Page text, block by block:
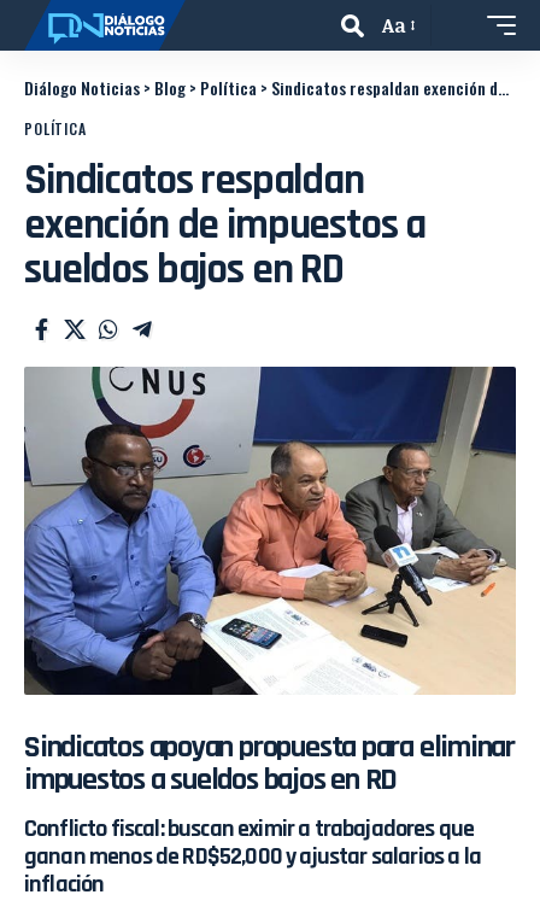
Aa
Diálogo Noticias> Blog> Política > Sindicatos respaldan exención de impuestos a sueldos bajos en RD
POLÍTICA
Sindicatos respaldan
exención de impuestos a
sueldos bajos en RD
Sindicatos apoyan propuesta para eliminar
impuestos a sueldos bajos en RD
Conflicto fiscal: buscan eximir a trabajadores que
ganan menos de RD$52,000 y ajustar salarios a la
inflación